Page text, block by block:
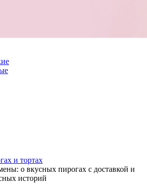
и тортах
о вкусных пирогах с доставкой и
историй